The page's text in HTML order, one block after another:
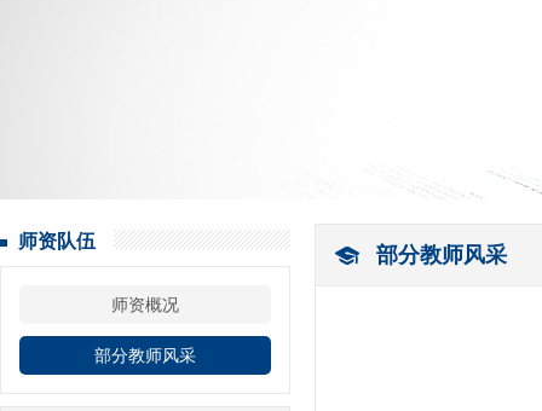
师资队伍
师资概况
部分教师风采
部分教师风采